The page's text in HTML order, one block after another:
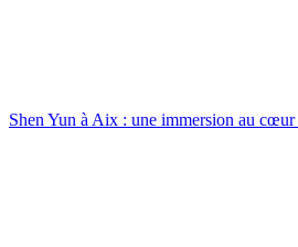
Shen Yun à Aix : une immersion au